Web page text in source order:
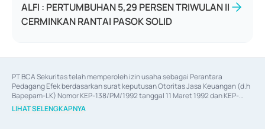
ALFI : PERTUMBUHAN 5,29 PERSEN TRIWULAN II
CERMINKAN RANTAI PASOK SOLID
PT BCA Sekuritas telah memperoleh izin usaha sebagai Perantara
Pedagang Efek berdasarkan surat keputusan Otoritas Jasa Keuangan (d.h
Bapepam-LK) Nomor KEP-138/PM/1992 tanggal 11 Maret 1992 dan KEP-
06/D.04/2014 tanggal 28 Februari 2014, izin usaha sebagai Penjamin Emisi
Efek berdasarkan surat keputusan Otoritas Jasa Keuangan Nomor KEP-
LIHAT SELENGKAPNYA